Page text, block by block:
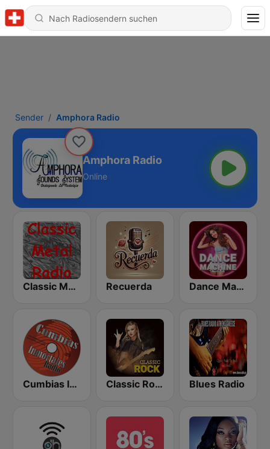
Sender Amphora Radio
Amphora Radio
Online
Classic Metal Radio Recuerda Dance Machine
Cumbias Inmortales Radio Classic Rock Station Blues Radio